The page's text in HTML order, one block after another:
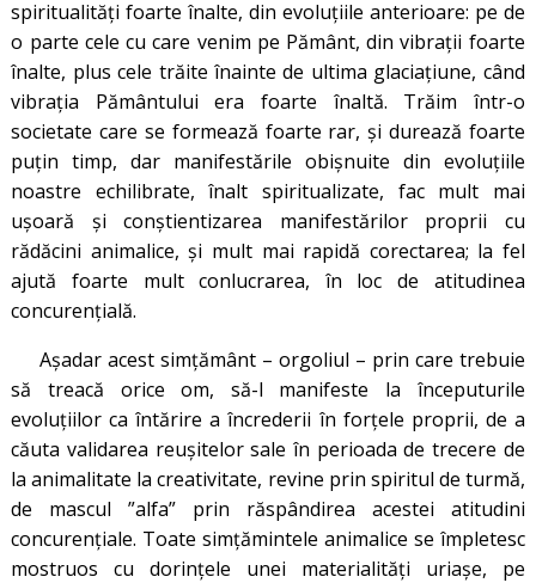
spiritualități foarte înalte, din evoluțiile anterioare: pe de
o parte cele cu care venim pe Pământ, din vibrații foarte
înalte, plus cele trăite înainte de ultima glaciațiune, când
vibrația Pământului era foarte înaltă. Trăim într-o
societate care se formează foarte rar, și durează foarte
puțin timp, dar manifestările obișnuite din evoluțiile
noastre echilibrate, înalt spiritualizate, fac mult mai
ușoară și conștientizarea manifestărilor proprii cu
rădăcini animalice, și mult mai rapidă corectarea; la fel
ajută foarte mult conlucrarea, în loc de atitudinea
concurențială.
Așadar acest simțământ – orgoliul – prin care trebuie
să treacă orice om, să-l manifeste la începuturile
evoluțiilor ca întărire a încrederii în forțele proprii, de a
căuta validarea reușitelor sale în perioada de trecere de
la animalitate la creativitate, revine prin spiritul de turmă,
de mascul ”alfa” prin răspândirea acestei atitudini
concurențiale. Toate simțămintele animalice se împletesc
mostruos cu dorințele unei materialități uriașe, pe